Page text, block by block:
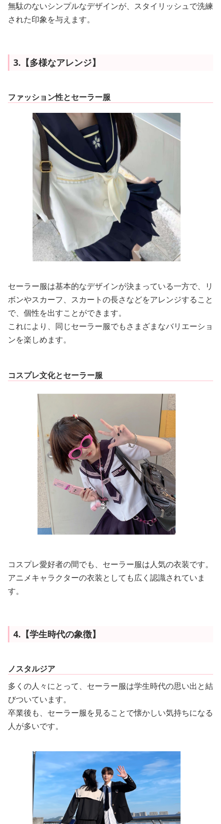
無駄のないシンプルなデザインが、スタイリッシュで洗練
された印象を与えます。
3.【多様なアレンジ】
ファッション性とセーラー服
セーラー服は基本的なデザインが決まっている一方で、リ
ボンやスカーフ、スカートの長さなどをアレンジすること
で、個性を出すことができます。
これにより、同じセーラー服でもさまざまなバリエーショ
ンを楽しめます。
コスプレ文化とセーラー服
コスプレ愛好者の間でも、セーラー服は人気の衣装です。
アニメキャラクターの衣装としても広く認識されていま
す。
4.【学生時代の象徴】
ノスタルジア
多くの人々にとって、セーラー服は学生時代の思い出と結
びついています。
卒業後も、セーラー服を見ることで懐かしい気持ちになる
人が多いです。